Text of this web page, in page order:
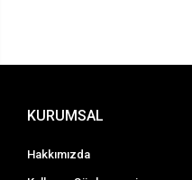
KURUMSAL
Hakkımızda